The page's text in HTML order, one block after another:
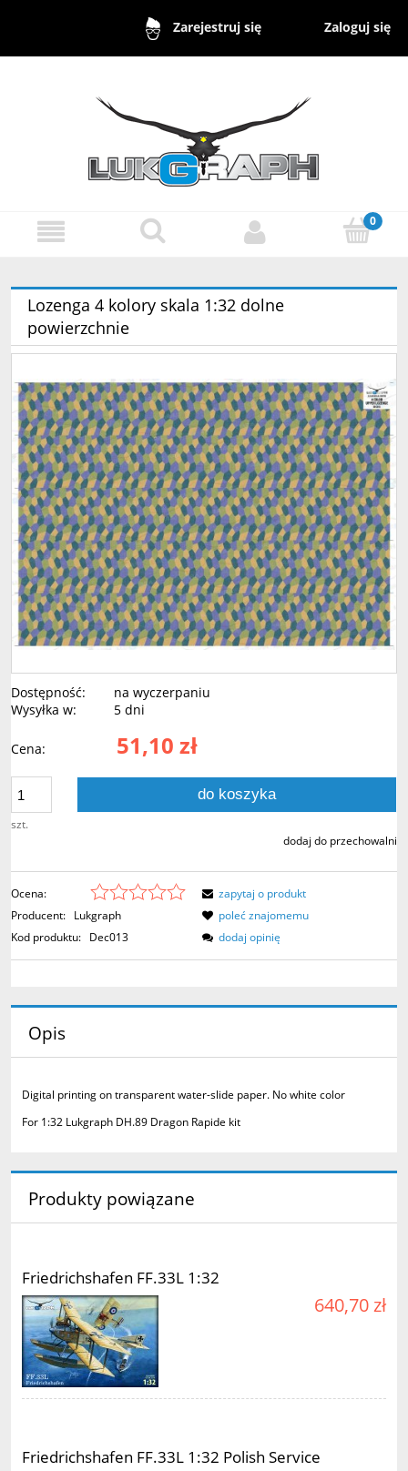
Zarejestruj się Zaloguj się
Lozenga 4 kolory skala 1:32 dolne
powierzchnie
Dostępność:
na wyczerpaniu
Wysyłka w:
5 dni
Cena: 51,10 zł
szt.
do koszyka
dodaj do przechowalni
Ocena:
Producent: Lukgraph
Kod produktu: Dec013
zapytaj o produkt
poleć znajomemu
dodaj opinię
Opis
Digital printing on transparent water-slide paper. No white color
For 1:32 Lukgraph DH.89 Dragon Rapide kit
Produkty powiązane
Friedrichshafen FF.33L 1:32
640,70 zł
Friedrichshafen FF.33L 1:32 Polish Service